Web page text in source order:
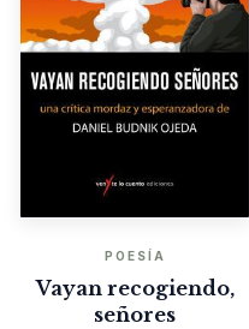
POESÍA
Vayan recogiendo,
señores